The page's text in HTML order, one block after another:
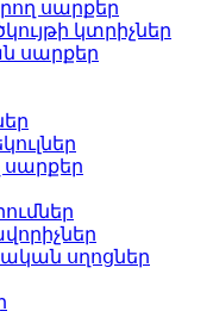
սարքեր
կտրիչներ
սարքեր
սղոցներ